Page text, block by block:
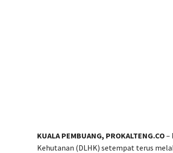
KUALA PEMBUANG, PROKALTENG.CO–
Kehutanan (DLHK) setempat terus